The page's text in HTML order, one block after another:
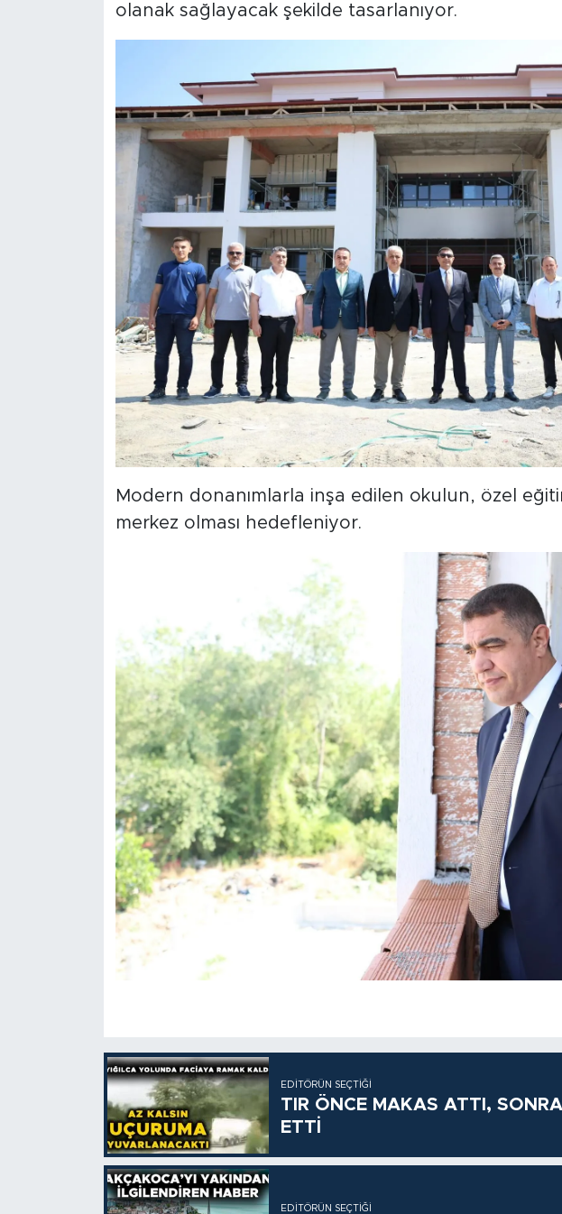
olanak sağlayacak şekilde tasarlanıyor.
Modern donanımlarla inşa edilen okulun, özel
merkez olması hedefleniyor.
EDITÖRÜN SEÇTIĞI
TIR ÖNCE MAKAS ATTI,
ETTİ
EDITÖRÜN SEÇTIĞI